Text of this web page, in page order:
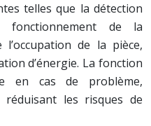
telles que la détection
fonctionnement de la
de la pièce,
d’énergie. La fonction
en cas de problème,
les risques de